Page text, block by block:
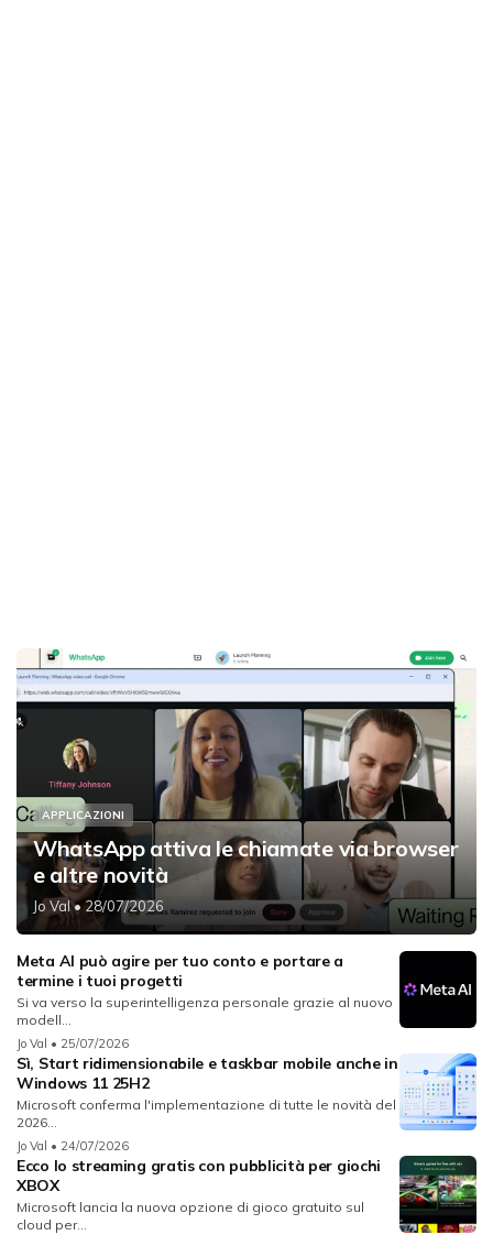
APPLICAZIONI
WhatsApp attiva le chiamate via browser
e altre novità
Jo Val• 28/07/2026
Meta AI può agire per tuo conto e portare a
termine i tuoi progetti
Si va verso la superintelligenza personale grazie al nuovo
modell...
Jo Val • 25/07/2026
Sì, Start ridimensionabile e taskbar mobile anche in
Windows 11 25H2
Microsoft conferma l'implementazione di tutte le novità del
2026...
Jo Val • 24/07/2026
Ecco lo streaming gratis con pubblicità per giochi
XBOX
Microsoft lancia la nuova opzione di gioco gratuito sul
cloud per...